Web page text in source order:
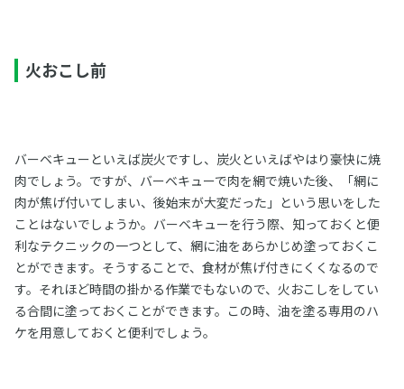
火おこし前
バーベキューといえば炭火ですし、炭火といえばやはり豪快に焼
肉でしょう。ですが、バーベキューで肉を網で焼いた後、「網に
肉が焦げ付いてしまい、後始末が大変だった」という思いをした
ことはないでしょうか。バーベキューを行う際、知っておくと便
利なテクニックの一つとして、網に油をあらかじめ塗っておくこ
とができます。そうすることで、食材が焦げ付きにくくなるので
す。それほど時間の掛かる作業でもないので、火おこしをしてい
る合間に塗っておくことができます。この時、油を塗る専用のハ
ケを用意しておくと便利でしょう。